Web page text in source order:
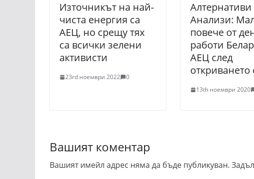
Източникът на най-
чиста енергия са
АЕЦ, но срещу тях
са всички зелени
активисти
23rd ноември 2022 0
Анализи:
повече от
работи
АЕЦ след
откриването
13th ноември 2020
Вашият коментар
Вашият имейл адрес няма да бъде публикуван.